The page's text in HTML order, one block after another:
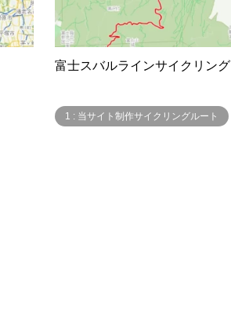
富士スバルラインサイクリング
1 : 当サイト制作サイクリングルート